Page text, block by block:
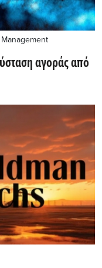
Management
αγοράς από